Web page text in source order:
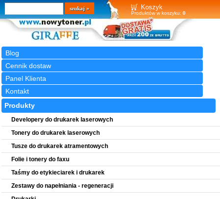
Koszyk
Produktów w koszyku: 0
Blog
Cennik dostaw
Panel Klienta
Kontakt
Wyszukiwarka
szukaj
Produkty
Developery do drukarek laserowych
Tonery do drukarek laserowych
Tusze do drukarek atramentowych
Folie i tonery do faxu
Taśmy do etykieciarek i drukarek
Zestawy do napełniania - regeneracji